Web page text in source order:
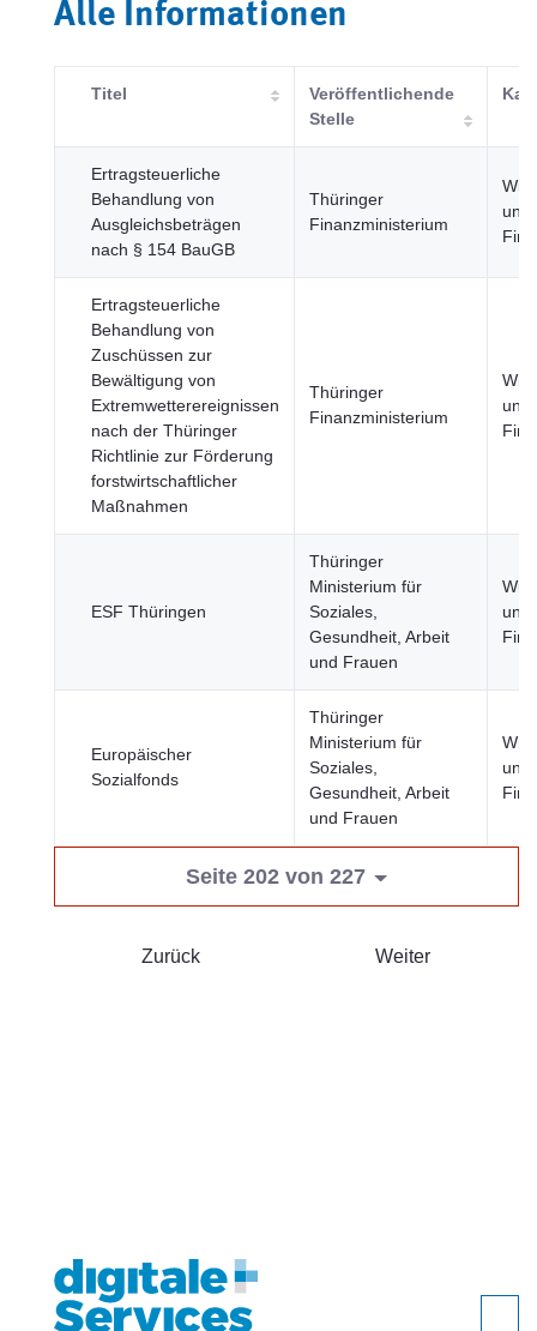
Alle Informationen
Titel
Veröffentlichende
Stelle
Ertragsteuerliche
Behandlung von
Ausgleichsbeträgen
nach § 154 BauGB
Thüringer
Finanzministerium
und
Ertragsteuerliche
Behandlung von
Zuschüssen zur
Bewältigung von
Extremwetterereignissen
nach der Thüringer
Richtlinie zur Förderung
forstwirtschaftlicher
Maßnahmen
Thüringer
Finanzministerium
und
ESF Thüringen
Thüringer
Ministerium für
Soziales,
Gesundheit, Arbeit
und Frauen
und
Europäischer
Sozialfonds
Thüringer
Ministerium für
Soziales,
Gesundheit, Arbeit
und Frauen
und
Seite 202 von 227
Zurück Weiter